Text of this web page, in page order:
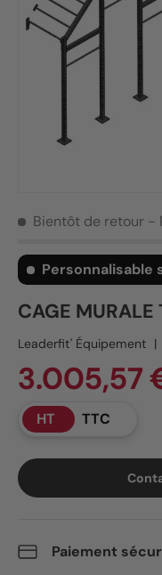
Bientôt de retour -
Personnalisable
CAGE
Leaderfit' Équipement |
3.005,57
HT TTC
Paiement